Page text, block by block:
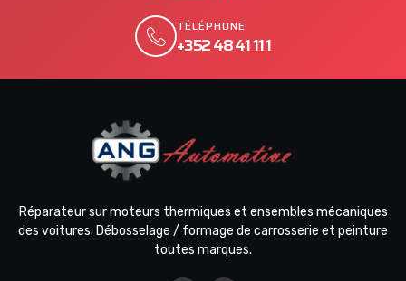
TÉLÉPHONE
+352 48 41 11 1
Réparateur sur moteurs thermiques et ensembles mécaniques
des voitures. Débosselage / formage de carrosserie et peinture
toutes marques.